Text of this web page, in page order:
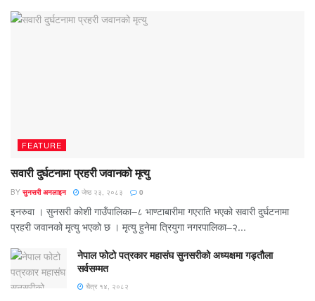
FEATURE
सवारी दुर्घटनामा प्रहरी जवानको मृत्यु
BY सुनसरी अनलाइन जेष्ठ २३, २०८३ 0
इनरुवा । सुनसरी कोशी गाउँपालिका–८ भाण्टाबारीमा गएराति भएको सवारी दुर्घटनामा
प्रहरी जवानको मृत्यु भएको छ । मृत्यु हुनेमा त्रियुगा नगरपालिका–२...
नेपाल फोटो पत्रकार महासंघ सुनसरीको अध्यक्षमा गड्ताैला
सर्वसम्मत
चैत्र १४, २०८२